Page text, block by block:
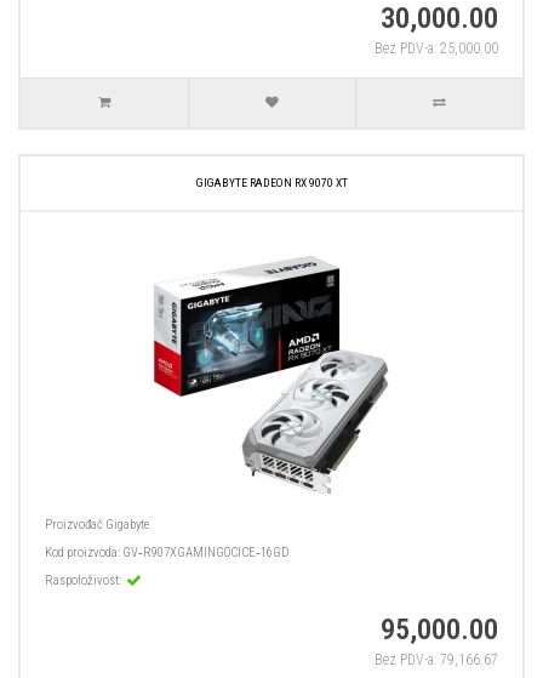
30,000.00
Bez PDV-a: 25,000.00
GIGABYTE RADEON RX 9070 XT
Proizvođač Gigabyte
Kod proizvoda: GV‑R907XGAMINGOCICE‑16GD
Raspoloživost:
95,000.00
Bez PDV-a: 79,166.67